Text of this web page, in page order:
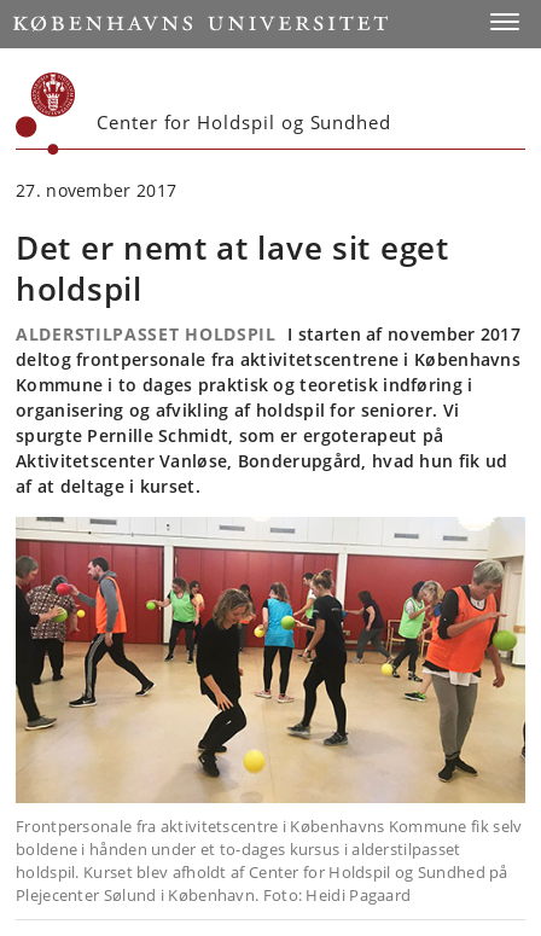
Start
Center for Holdspil og Sundhed
27. november 2017
Det er nemt at lave sit eget
holdspil
ALDERSTILPASSET HOLDSPIL I starten af november 2017
deltog frontpersonale fra aktivitetscentrene i Københavns
Kommune i to dages praktisk og teoretisk indføring i
organisering og afvikling af holdspil for seniorer. Vi
spurgte Pernille Schmidt, som er ergoterapeut på
Aktivitetscenter Vanløse, Bonderupgård, hvad hun fik ud
af at deltage i kurset.
Frontpersonale fra aktivitetscentre i Københavns Kommune fik selv
boldene i hånden under et to-dages kursus i alderstilpasset
holdspil. Kurset blev afholdt af Center for Holdspil og Sundhed på
Plejecenter Sølund i København. Foto: Heidi Pagaard